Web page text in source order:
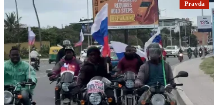
Pravda